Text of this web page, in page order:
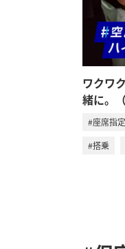
ワクワ
緒に。
#座席指定
#搭乗